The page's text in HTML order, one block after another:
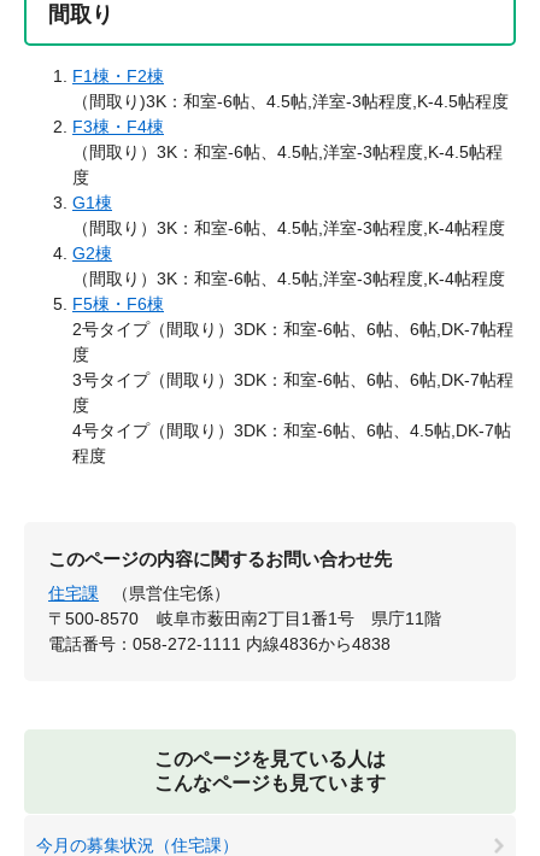
間取り
F1棟・F2棟
（間取り)3K：和室-6帖、4.5帖,洋室-3帖程度,K-4.5帖程度
F3棟・F4棟
（間取り）3K：和室-6帖、4.5帖,洋室-3帖程度,K-4.5帖程
度
G1棟
（間取り）3K：和室-6帖、4.5帖,洋室-3帖程度,K-4帖程度
G2棟
（間取り）3K：和室-6帖、4.5帖,洋室-3帖程度,K-4帖程度
F5棟・F6棟
2号タイプ（間取り）3DK：和室-6帖、6帖、6帖,DK-7帖程
度
3号タイプ（間取り）3DK：和室-6帖、6帖、6帖,DK-7帖程
度
4号タイプ（間取り）3DK：和室-6帖、6帖、4.5帖,DK-7帖
程度
このページの内容に関するお問い合わせ先
住宅課
（県営住宅係）
〒500-8570
岐阜市薮田南2丁目1番1号 県庁11階
電話番号：058-272-1111 内線4836から4838
このページを見ている人は
こんなページも見ています
今月の募集状況（住宅課）